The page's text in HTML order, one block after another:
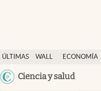
ÚLTIMAS
NOTICIAS
WALL
ECONOMÍA
Ciencia y salud
Finanzas y economía
Wall Street y dólar